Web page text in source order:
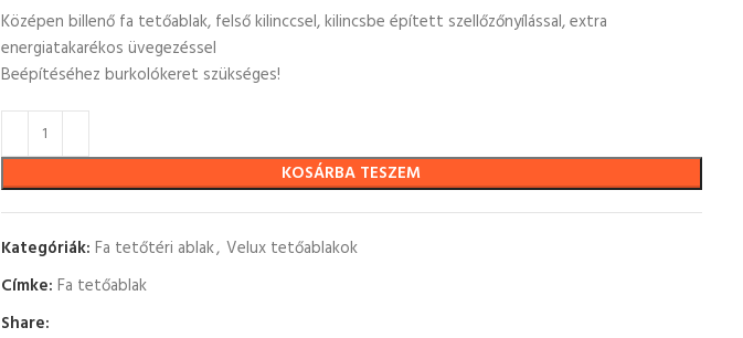
Középen billenő fa tetőablak, felső kilinccsel, kilincsbe épített szellőzőnyílással, extra
energiatakarékos üvegezéssel
Beépítéséhez burkolókeret szükséges!
KOSÁRBA TESZEM
Kategóriák: Fa tetőtéri ablak, Velux tetőablakok
Címke: Fa tetőablak
Share: